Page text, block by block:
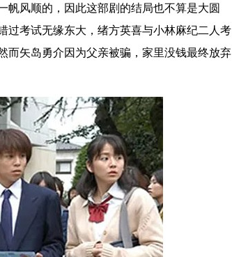
帆风顺的，因此这部剧的结局也不算是大圆
过考试无缘东大，绪方英喜与小林麻纪二人考
而矢岛勇介因为父亲被骗，家里没钱最终放弃